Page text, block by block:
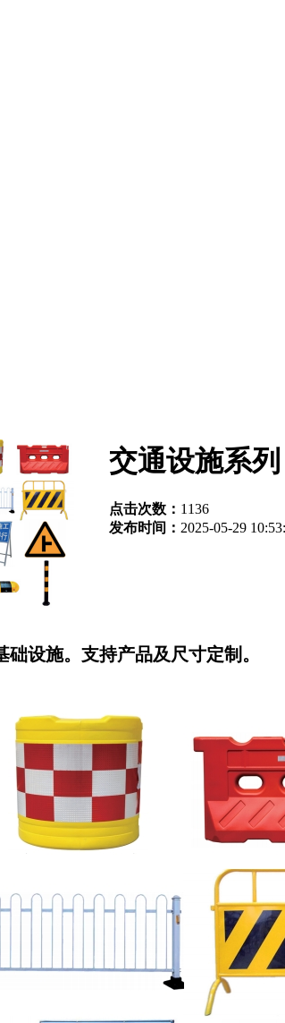
交通设施系列
点击次数： 1136
发布时间： 2025-05-29
设施。支持产品及尺寸定制。